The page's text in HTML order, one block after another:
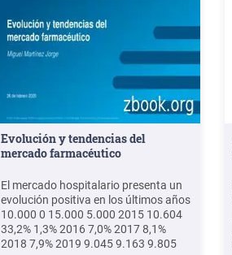
Evolución y tendencias del
mercado farmacéutico
El mercado hospitalario presenta un
evolución positiva en los últimos años
10.000 0 15.000 5.000 2015 10.604
33,2% 1,3% 2016 7,0% 2017 8,1%
2018 7,9% 2019 9.045 9.163 9.805